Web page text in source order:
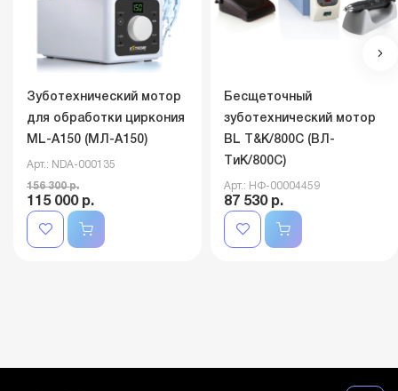
Зуботехнический мотор
для обработки циркония
ML-A150 (МЛ-A150)
Арт.: NDA-000135
156 300 р.
115 000 р.
Бесщеточный
зуботехнический мотор
BL T&K/800C (ВЛ-
TиK/800C)
Арт.: НФ-00004459
87 530 р.